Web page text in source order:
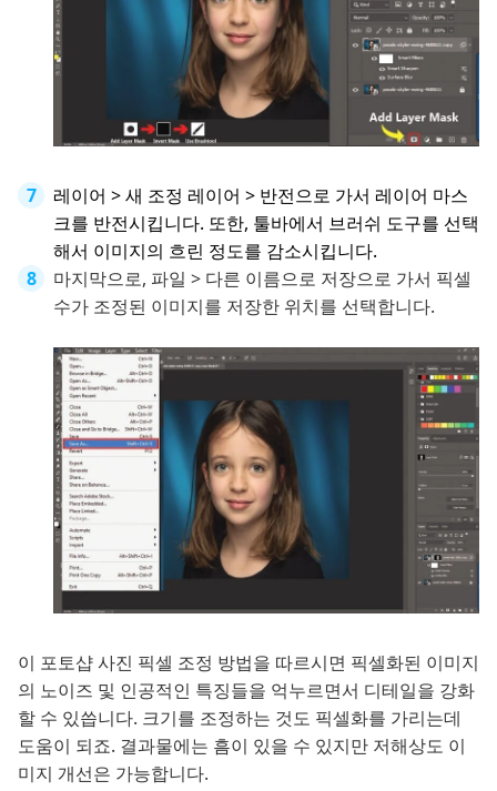
레이어 > 새 조정 레이어 > 반전으로 가서 레이어 마스
크를 반전시킵니다. 또한, 툴바에서 브러쉬 도구를 선택
해서 이미지의 흐린 정도를 감소시킵니다.
마지막으로, 파일 > 다른 이름으로 저장으로 가서 픽셀
수가 조정된 이미지를 저장한 위치를 선택합니다.
이 포토샵 사진 픽셀 조정 방법을 따르시면 픽셀화된 이미지
의 노이즈 및 인공적인 특징들을 억누르면서 디테일을 강화
할 수 있씁니다. 크기를 조정하는 것도 픽셀화를 가리는데
도움이 되죠. 결과물에는 흠이 있을 수 있지만 저해상도 이
미지 개선은 가능합니다.